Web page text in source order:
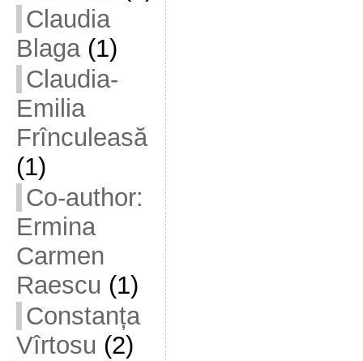
Claudia
Blaga(1)
Claudia-
Emilia
Frînculeasă
(1)
Co-author:
Ermina
Carmen
Raescu (1)
Constanța
Vîrtosu (2)